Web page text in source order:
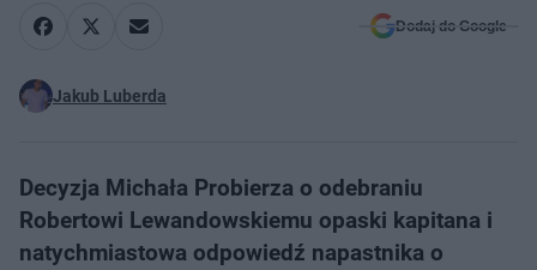
Dodaj do Google
Jakub Luberda
Decyzja Michała Probierza o odebraniu
Robertowi Lewandowskiemu opaski kapitana i
natychmiastowa odpowiedź napastnika o